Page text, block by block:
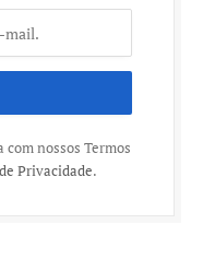
com nossos Termos
Privacidade.